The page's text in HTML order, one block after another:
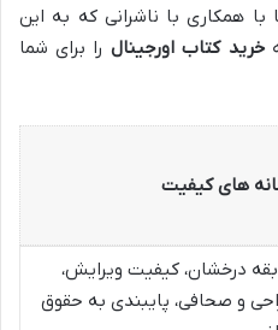
همکاری با ناشرانی که به این
خرید کتاب اورجینالرا برای شما
های کیفیت
درخشان، کیفیت ویرایش،
و صحافی، پایبندی به حقوق